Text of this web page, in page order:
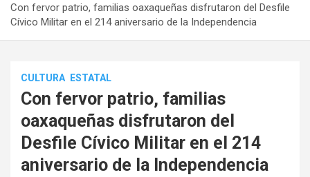
Con fervor patrio, familias oaxaqueñas disfrutaron del Desfile
Cívico Militar en el 214 aniversario de la Independencia
CULTURA ESTATAL
Con fervor patrio, familias
oaxaqueñas disfrutaron del
Desfile Cívico Militar en el 214
aniversario de la Independencia